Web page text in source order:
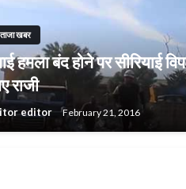
ताजा खबर
हमला बंद होने पर सीरियाई
राजी
editor February 21, 2016